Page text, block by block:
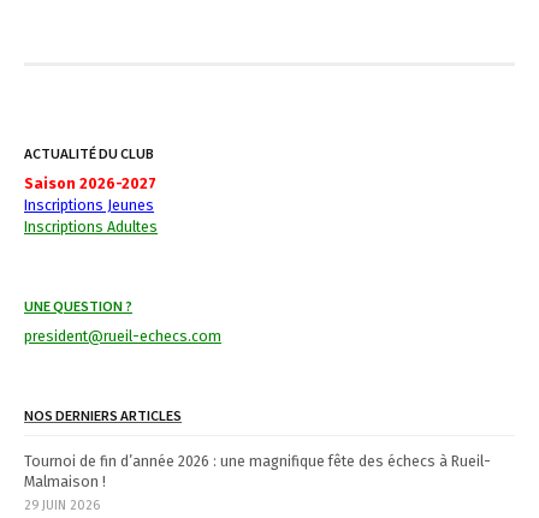
n
a
v
g
t
i
o
ACTUALITÉ DU CLUB
Saison 2026-2027
Inscriptions Jeunes
Inscriptions Adultes
UNE QUESTION ?
president@rueil-echecs.com
NOS DERNIERS ARTICLES
Tournoi de fin d’année 2026 : une magnifique fête des échecs à Rueil-
Malmaison !
29 JUIN 2026